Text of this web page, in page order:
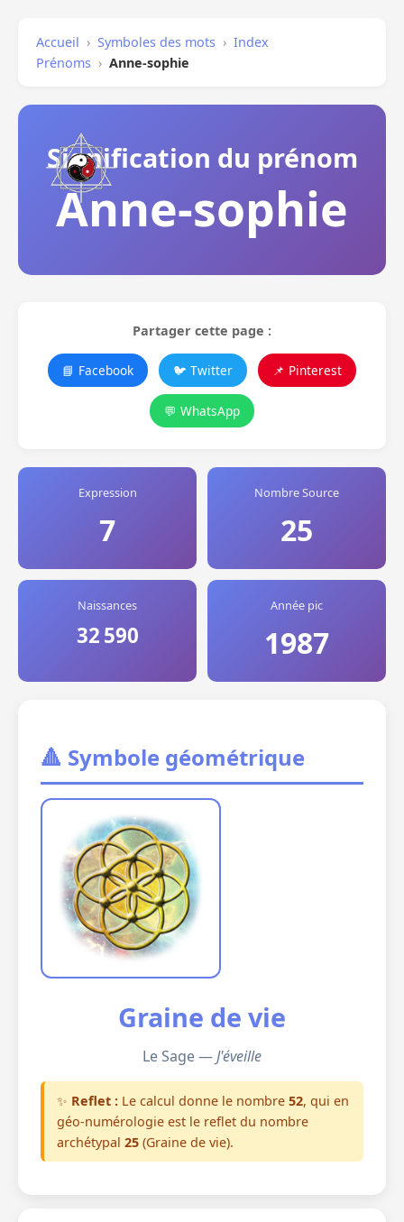
Accueil › Symboles des mots › Index
Prénoms › Anne-sophie
Signification du prénom
Anne-sophie
Partager cette page :
📘 Facebook 🐦 Twitter 📌 Pinterest
💬 WhatsApp
Expression
7
Nombre Source
25
Naissances
32 590
Année pic
1987
🔺 Symbole géométrique
Graine de vie
Le Sage —J'éveille
✨ Reflet : Le calcul donne le nombre 52, qui en
géo-numérologie est le reflet du nombre
archétypal 25 (Graine de vie).